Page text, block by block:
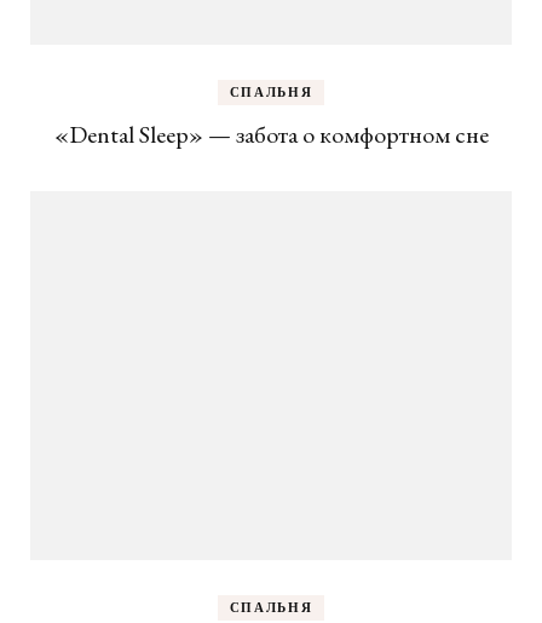
СПАЛЬНЯ
«Dental Sleep» — забота о комфортном сне
СПАЛЬНЯ